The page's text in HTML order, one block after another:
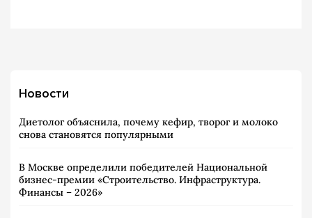
Новости
Диетолог объяснила, почему кефир, творог и молоко
снова становятся популярными
В Москве определили победителей Национальной
бизнес-премии «Строительство. Инфраструктура.
Финансы – 2026»